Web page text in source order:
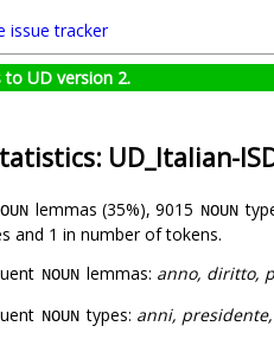
issue tracker
to UD version 2.
UD_Italian-
lemmas (35%), 9015 NOUN
and 1 in number of tokens.
NOUN lemmas: anno, diritto,
NOUN types: anni,